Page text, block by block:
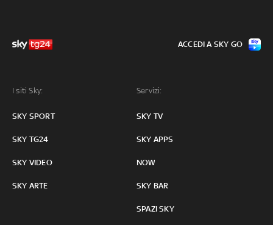
I siti Sky:
SKY SPORT
SKY TG24
SKY VIDEO
SKY ARTE
Servizi:
SKY TV
SKY APPS
NOW
SKY BAR
SPAZI SKY
ACCEDI A SKY GO